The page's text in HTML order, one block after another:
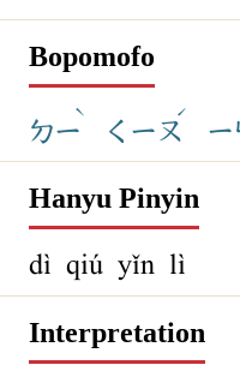
Bopomofo
ㄉㄧ
ˋ
ㄑㄧㄡ
ˊ
ㄧ
Hanyu Pinyin
dì qiú yǐn lì
Interpretation